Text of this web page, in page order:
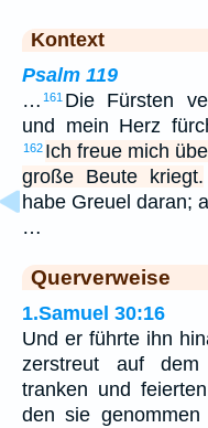
Kontext
Psalm 119
… 161 Die Fürsten
und mein Herz
162 Ich freue mich
große Beute kriegt.
habe Greuel daran;
…
Querverweise
1.Samuel 30:16
Und er führte ihn
zerstreut auf
tranken und
den sie